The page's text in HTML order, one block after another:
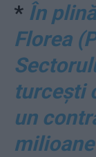
* În
Florea
turcești
un